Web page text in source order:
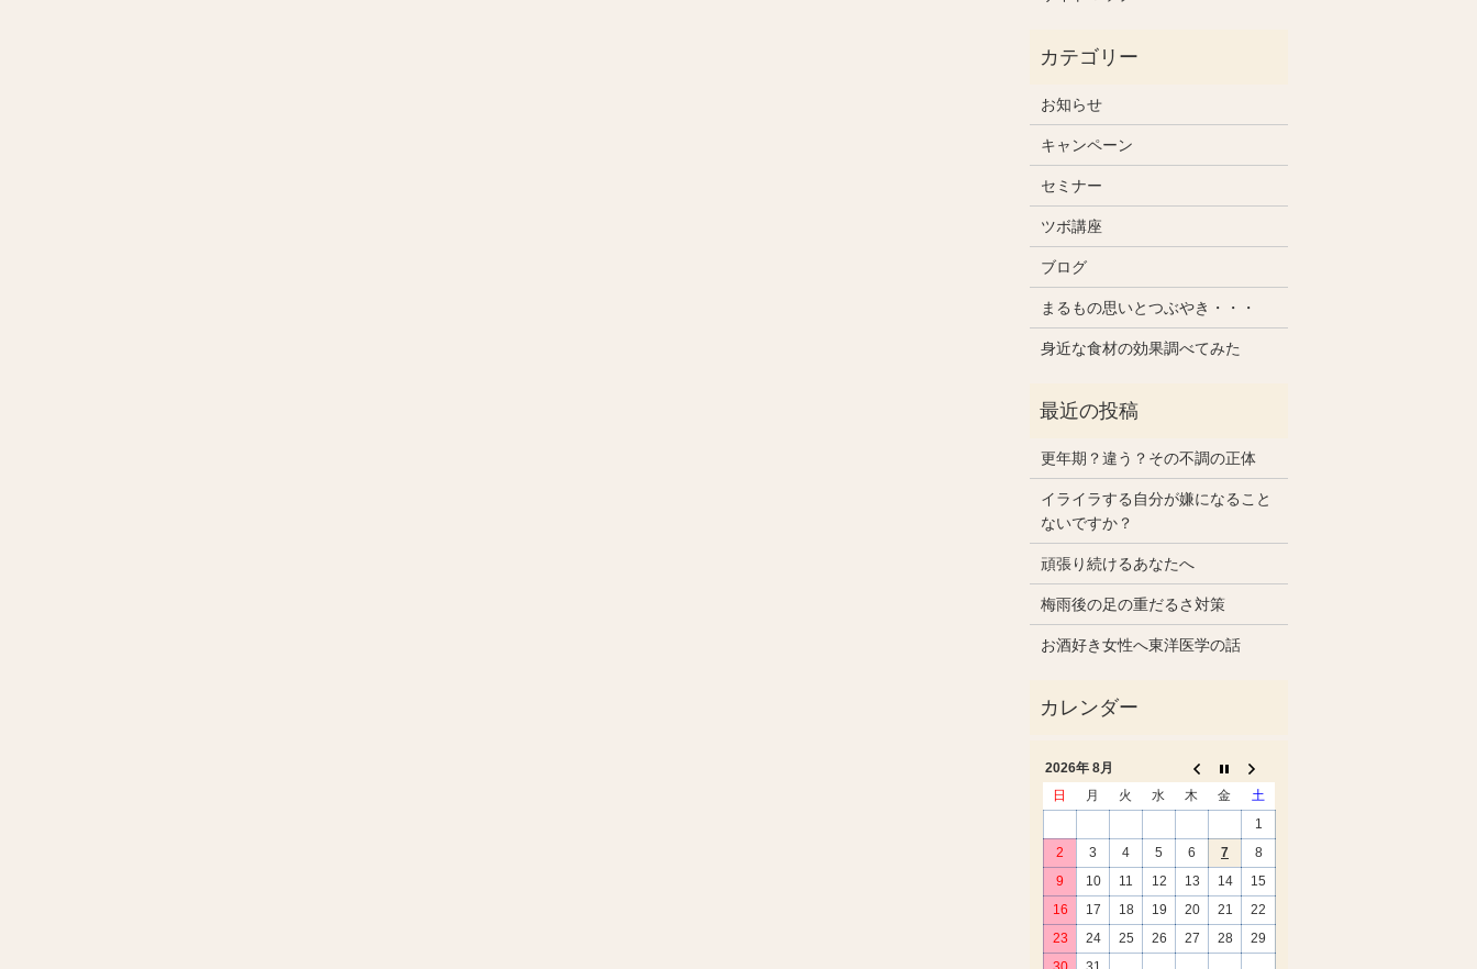
お知らせ
キャンペーン
セミナー
ツボ講座
ブログ
まるもの思いとつぶやき・・・
身近な食材の効果調べてみた
更年期？違う？その不調の正体
イライラする自分が嫌になること
ないですか？
頑張り続けるあなたへ
梅雨後の足の重だるさ対策
お酒好き女性へ東洋医学の話
2026年 8月
日
月 火 水 木 金
土
1
2
3 4 5 6 7
8
9
10 11 12 13 14
15
16
17 18 19 20 21
22
23
24 25 26 27 28
29